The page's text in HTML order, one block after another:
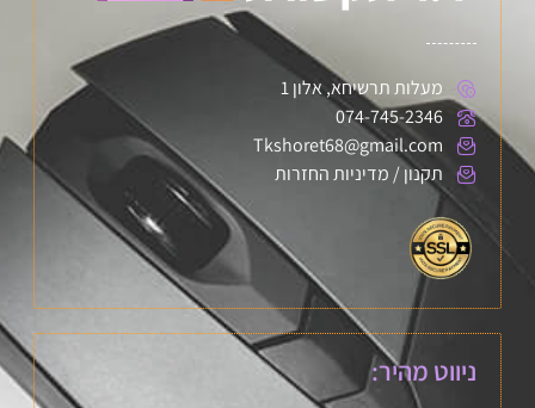
מעלות תרשיחא, אלון 1
074-745-2346
Tkshoret68@gmail.com
תקנון / מדיניות החזרות
ניווט מהיר: